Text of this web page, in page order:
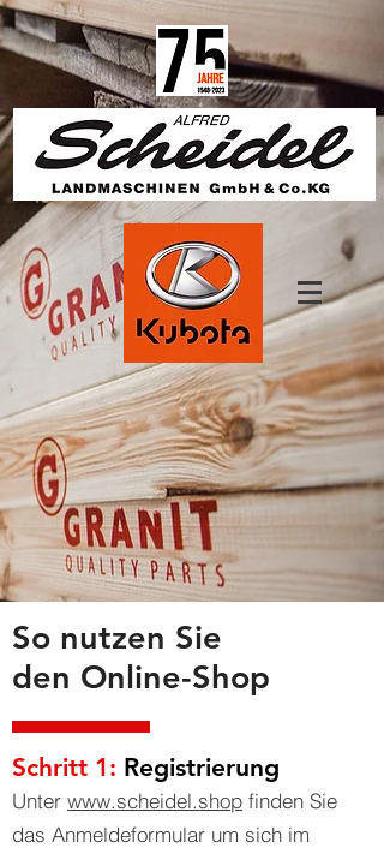
1825670457650685
So nutzen Sie
den Online-Shop
Schritt 1: Registrierung
Unter www.scheidel.shop finden Sie
das Anmeldeformular um sich im